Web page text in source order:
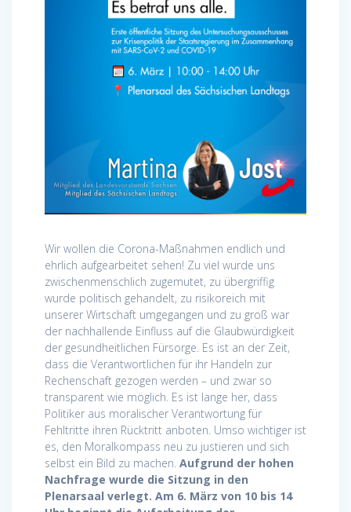
Wir wollen die Corona-Maßnahmen endlich und
ehrlich aufgearbeitet sehen! Zu viel wurde uns
zwischenmenschlich zugemutet, zu übergriffig
wurde politisch gehandelt, zu risikoreich mit
unserer Wirtschaft umgegangen und zu groß war
der nachhallende Einfluss auf die Glaubwürdigkeit
der gesundheitlichen Fürsorge. Es ist an der Zeit,
dass die Verantwortlichen für ihr Handeln zur
Rechenschaft gezogen werden – und zwar so
transparent wie möglich. Es ist lange her, dass
Politiker aus moralischer Verantwortung für
Fehltritte ihren Rücktritt anboten. Umso wichtiger ist
es, den Moralkompass neu zu justieren und sich
selbst ein Bild zu machen. Aufgrund der hohen
Nachfrage wurde die Sitzung in den
Plenarsaal verlegt. Am 6. März von 10 bis 14